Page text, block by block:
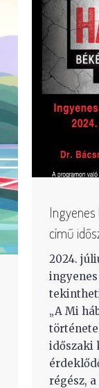
című
2024.
„A Mi
időszaki
régész,